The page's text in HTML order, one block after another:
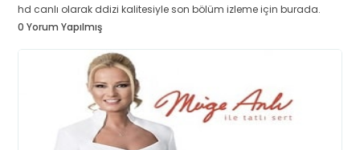
hd canlı olarak ddizi kalitesiyle son bölüm izleme için burada.
0 Yorum Yapılmış